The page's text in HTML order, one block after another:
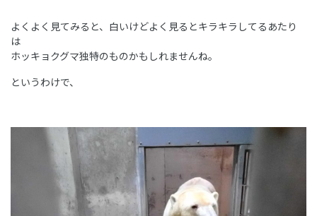
よくよく見てみると、白いけどよく見るとキラキラしてるあたり
は
ホッキョクグマ独特のものかもしれませんね。
というわけで、